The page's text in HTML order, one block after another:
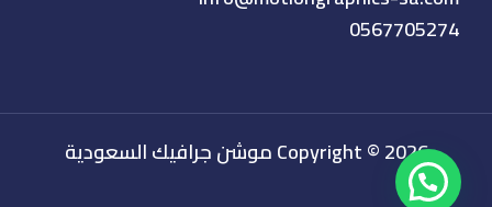
0567705274
Copyright © 2026 موشن جرافيك السعودية